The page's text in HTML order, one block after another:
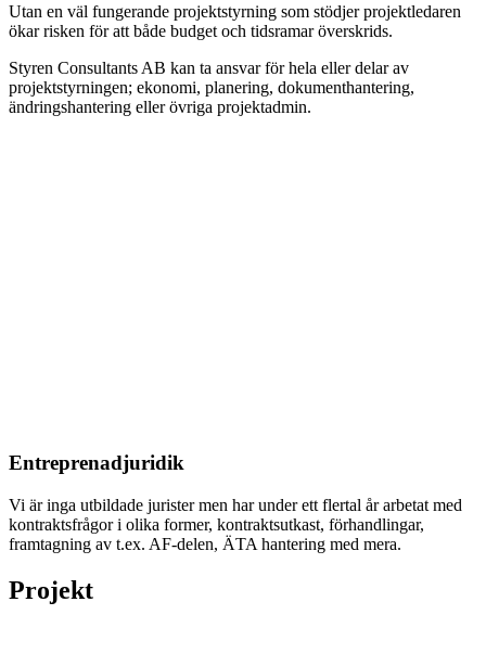
Utan en väl fungerande projektstyrning som stödjer projektledaren
ökar risken för att både budget och tidsramar överskrids.
Styren Consultants AB kan ta ansvar för hela eller delar av
projektstyrningen; ekonomi, planering, dokumenthantering,
ändringshantering eller övriga projektadmin.
Entreprenadjuridik
Vi är inga utbildade jurister men har under ett flertal år arbetat med
kontraktsfrågor i olika former, kontraktsutkast, förhandlingar,
framtagning av t.ex. AF-delen, ÄTA hantering med mera.
Projekt